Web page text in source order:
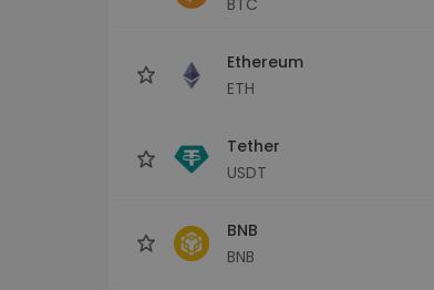
Ethereum
ETH
Tether
USDT
BNB
BNB